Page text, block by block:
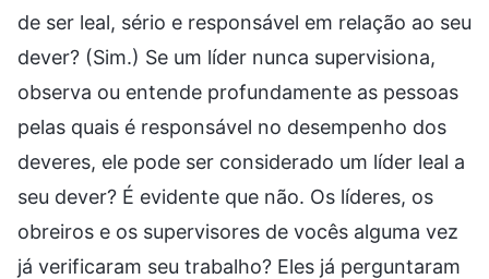
de ser leal, sério e responsável em relação ao seu
dever? (Sim.) Se um líder nunca supervisiona,
observa ou entende profundamente as pessoas
pelas quais é responsável no desempenho dos
deveres, ele pode ser considerado um líder leal a
seu dever? É evidente que não. Os líderes, os
obreiros e os supervisores de vocês alguma vez
já verificaram seu trabalho? Eles já perguntaram